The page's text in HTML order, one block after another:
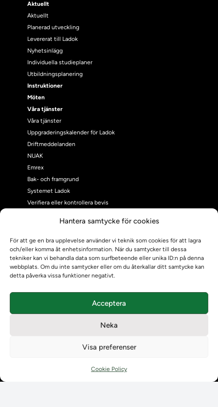
Hantera samtycke för cookies
För att ge en bra upplevelse använder vi teknik som cookies för att lagra
och/eller komma åt enhetsinformation. När du samtycker till dessa
tekniker kan vi behandla data som surfbeteende eller unika ID:n på denna
webbplats. Om du inte samtycker eller om du återkallar ditt samtycke kan
detta påverka vissa funktioner negativt.
Acceptera
Neka
Visa preferenser
Cookie Policy
Aktuellt
Aktuellt
Planerad utveckling
Levererat till Ladok
Nyhetsinlägg
Individuella studieplaner
Utbildningsplanering
Instruktioner
Möten
Våra tjänster
Våra tjänster
Uppgraderingskalender för Ladok
Driftmeddelanden
NUAK
Emrex
Bak- och framgrund
Systemet Ladok
Verifiera eller kontrollera bevis
Om oss
Om Ladokkonsortiet
Ladokkonsortiet internationellt
Vision, strategi och produktplan
Kontaktuppgifter för studenters Ladoksupport